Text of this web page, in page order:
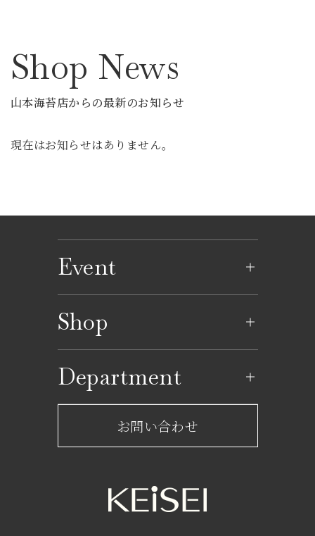
Shop News
山本海苔店からの最新のお知らせ
現在はお知らせはありません。
Event
イベントカレンダー
Shop
レストラン一覧
ショップからのお知らせ
フロアガイド
Department
サービスのご案内
お問い合わせ